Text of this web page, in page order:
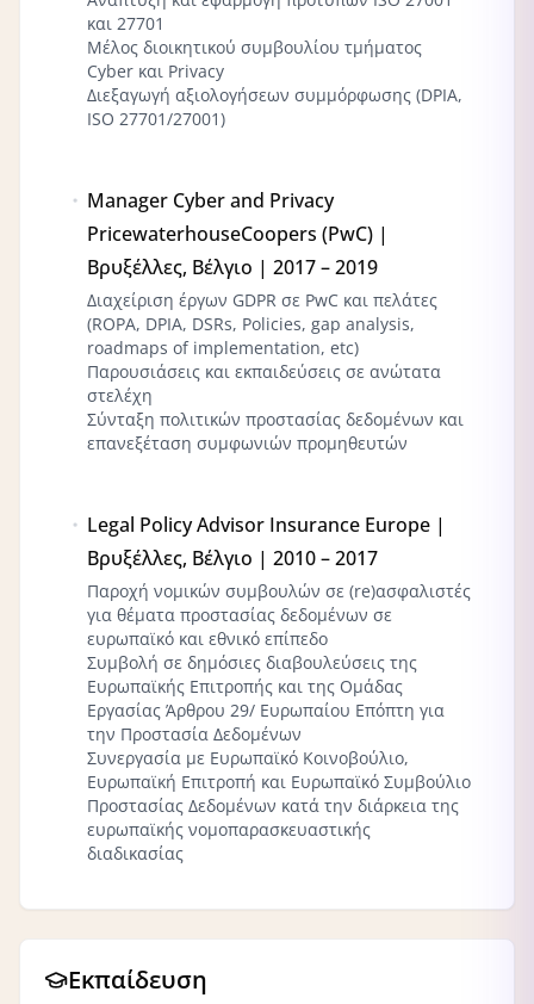
και 27701
Μέλος διοικητικού συμβουλίου τμήματος
Cyber και Privacy
Διεξαγωγή αξιολογήσεων συμμόρφωσης (DPIA,
ISO 27701/27001)
Manager Cyber and Privacy
PricewaterhouseCoopers (PwC) |
Βρυξέλλες, Βέλγιο | 2017 – 2019
Διαχείριση έργων GDPR σε PwC και πελάτες
(ROPA, DPIA, DSRs, Policies, gap analysis,
roadmaps of implementation, etc)
Παρουσιάσεις και εκπαιδεύσεις σε ανώτατα
στελέχη
Σύνταξη πολιτικών προστασίας δεδομένων και
επανεξέταση συμφωνιών προμηθευτών
Legal Policy Advisor Insurance Europe |
Βρυξέλλες, Βέλγιο | 2010 – 2017
Παροχή νομικών συμβουλών σε (re)ασφαλιστές
για θέματα προστασίας δεδομένων σε
ευρωπαϊκό και εθνικό επίπεδο
Συμβολή σε δημόσιες διαβουλεύσεις της
Ευρωπαϊκής Επιτροπής και της Ομάδας
Εργασίας Άρθρου 29/ Ευρωπαίου Επόπτη για
την Προστασία Δεδομένων
Συνεργασία με Ευρωπαϊκό Κοινοβούλιο,
Ευρωπαϊκή Επιτροπή και Ευρωπαϊκό Συμβούλιο
Προστασίας Δεδομένων κατά την διάρκεια της
ευρωπαϊκής νομοπαρασκευαστικής
διαδικασίας
Εκπαίδευση